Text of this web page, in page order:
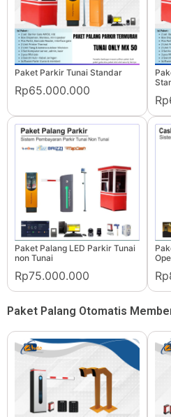
Paket Parkir Tunai Standar
Rp65.000.000
Paket Palang LED Parkir Tunai
non Tunai
Rp75.000.000
Paket Palang Otomatis